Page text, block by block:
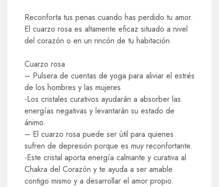
Reconforta tus penas cuando has perdido tu amor.
El cuarzo rosa es altamente eficaz situado a nivel
del corazón o en un rincón de tu habitación.
Cuarzo rosa
– Pulsera de cuentas de yoga para aliviar el estrés
de los hombres y las mujeres
-Los cristales curativos ayudarán a absorber las
energías negativas y levantarán su estado de
ánimo.
– El cuarzo rosa puede ser útil para quienes
sufren de depresión porque es muy reconfortante.
-Este cristal aporta energía calmante y curativa al
Chakra del Corazón y te ayuda a ser amable
contigo mismo y a desarrollar el amor propio.